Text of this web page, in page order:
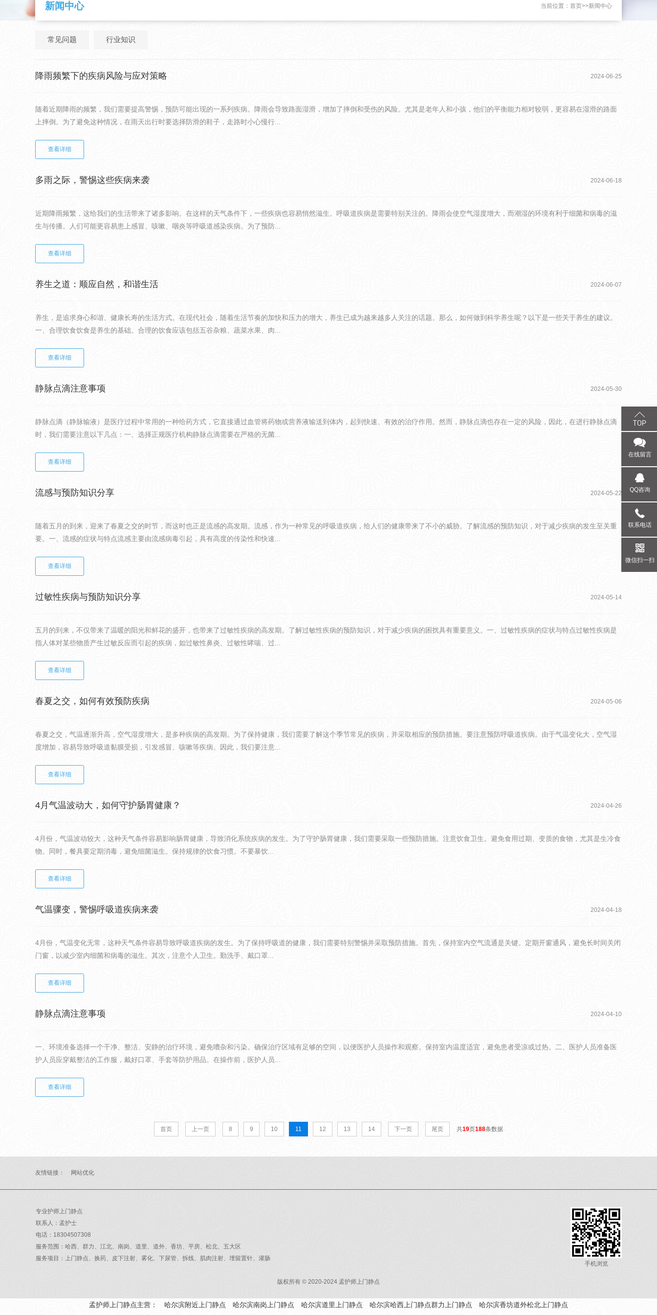
新闻中心 当前位置： 首页>>新闻中心
常见问题 行业知识
降雨频繁下的疾病风险与应对策略 2024-06-25
随着近期降雨的频繁，我们需要提高警惕，预防可能出现的一系列疾病。降雨会导致路面湿滑，增加了摔倒和受伤的风险。尤其是老年人和小孩，他们的平衡能力相对较弱，更容易在湿滑的路面
上摔倒。为了避免这种情况，在雨天出行时要选择防滑的鞋子，走路时小心慢行...
查看详细
多雨之际，警惕这些疾病来袭 2024-06-18
近期降雨频繁，这给我们的生活带来了诸多影响。在这样的天气条件下，一些疾病也容易悄然滋生。呼吸道疾病是需要特别关注的。降雨会使空气湿度增大，而潮湿的环境有利于细菌和病毒的滋
生与传播。人们可能更容易患上感冒、咳嗽、咽炎等呼吸道感染疾病。为了预防...
查看详细
养生之道：顺应自然，和谐生活 2024-06-07
养生，是追求身心和谐、健康长寿的生活方式。在现代社会，随着生活节奏的加快和压力的增大，养生已成为越来越多人关注的话题。那么，如何做到科学养生呢？以下是一些关于养生的建议。
一、合理饮食饮食是养生的基础。合理的饮食应该包括五谷杂粮、蔬菜水果、肉...
查看详细
静脉点滴注意事项 2024-05-30
静脉点滴（静脉输液）是医疗过程中常用的一种给药方式，它直接通过血管将药物或营养液输送到体内，起到快速、有效的治疗作用。然而，静脉点滴也存在一定的风险，因此，在进行静脉点滴
时，我们需要注意以下几点：一、选择正规医疗机构静脉点滴需要在严格的无菌...
查看详细
流感与预防知识分享 2024-05-22
随着五月的到来，迎来了春夏之交的时节，而这时也正是流感的高发期。流感，作为一种常见的呼吸道疾病，给人们的健康带来了不小的威胁。了解流感的预防知识，对于减少疾病的发生至关重
要。一、流感的症状与特点流感主要由流感病毒引起，具有高度的传染性和快速...
查看详细
过敏性疾病与预防知识分享 2024-05-14
五月的到来，不仅带来了温暖的阳光和鲜花的盛开，也带来了过敏性疾病的高发期。了解过敏性疾病的预防知识，对于减少疾病的困扰具有重要意义。一、过敏性疾病的症状与特点过敏性疾病是
指人体对某些物质产生过敏反应而引起的疾病，如过敏性鼻炎、过敏性哮喘、过...
查看详细
春夏之交，如何有效预防疾病 2024-05-06
春夏之交，气温逐渐升高，空气湿度增大，是多种疾病的高发期。为了保持健康，我们需要了解这个季节常见的疾病，并采取相应的预防措施。要注意预防呼吸道疾病。由于气温变化大，空气湿
度增加，容易导致呼吸道黏膜受损，引发感冒、咳嗽等疾病。因此，我们要注意...
查看详细
4月气温波动大，如何守护肠胃健康？ 2024-04-26
4月份，气温波动较大，这种天气条件容易影响肠胃健康，导致消化系统疾病的发生。为了守护肠胃健康，我们需要采取一些预防措施。注意饮食卫生。避免食用过期、变质的食物，尤其是生冷食
物。同时，餐具要定期消毒，避免细菌滋生。保持规律的饮食习惯。不要暴饮...
查看详细
气温骤变，警惕呼吸道疾病来袭 2024-04-18
4月份，气温变化无常，这种天气条件容易导致呼吸道疾病的发生。为了保持呼吸道的健康，我们需要特别警惕并采取预防措施。首先，保持室内空气流通是关键。定期开窗通风，避免长时间关闭
门窗，以减少室内细菌和病毒的滋生。其次，注意个人卫生。勤洗手、戴口罩...
查看详细
静脉点滴注意事项 2024-04-10
一、环境准备选择一个干净、整洁、安静的治疗环境，避免嘈杂和污染。确保治疗区域有足够的空间，以便医护人员操作和观察。保持室内温度适宜，避免患者受凉或过热。二、医护人员准备医
护人员应穿戴整洁的工作服，戴好口罩、手套等防护用品。在操作前，医护人员...
查看详细
首页 上一页 8 9 10 11 12 13 14 下一页 尾页 共19页188条数据
友情链接： 网站优化
专业护师上门静点
联系人：孟护士
电话：18304507308
服务范围：哈西、群力、江北、南岗、道里、道外、香坊、平房、松北、五大区
服务项目：上门静点、换药、皮下注射、雾化、下尿管、拆线、肌肉注射、埋留置针、灌肠
手机浏览
版权所有 © 2020-2024 孟护师上门静点
孟护师上门静点主营： 哈尔滨附近上门静点 哈尔滨南岗上门静点 哈尔滨道里上门静点 哈尔滨哈西上门静点群力上门静点
哈尔滨香坊道外松北上门静点
在线留言
QQ咨询
联系电话
微信扫一扫